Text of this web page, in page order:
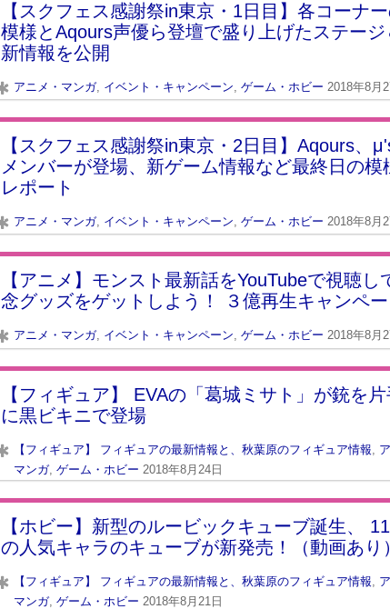
【スクフェス感謝祭in東京・1日目】各コーナ
模様とAqours声優ら登壇で盛り上げたステージ
新情報を公開
アニメ・マンガ, イベント・キャンペーン, ゲーム・ホビー 2018年8月
【スクフェス感謝祭in東京・2日目】Aqours、
メンバーが登場、新ゲーム情報など最終日の模
レポート
アニメ・マンガ, イベント・キャンペーン, ゲーム・ホビー 2018年8月
【アニメ】モンスト最新話をYouTubeで視聴し
念グッズをゲットしよう！ ３億再生キャンペ
アニメ・マンガ, イベント・キャンペーン, ゲーム・ホビー 2018年8月
【フィギュア】 EVAの「葛城ミサト」が銃を
に黒ビキニで登場
【フィギュア】 フィギュアの最新情報と、秋葉原のフィギュア情報
マンガ, ゲーム・ホビー 2018年8月24日
【ホビー】新型のルービックキューブ誕生、
の人気キャラのキューブが新発売！（動画あり）
【フィギュア】 フィギュアの最新情報と、秋葉原のフィギュア情報
マンガ, ゲーム・ホビー 2018年8月21日